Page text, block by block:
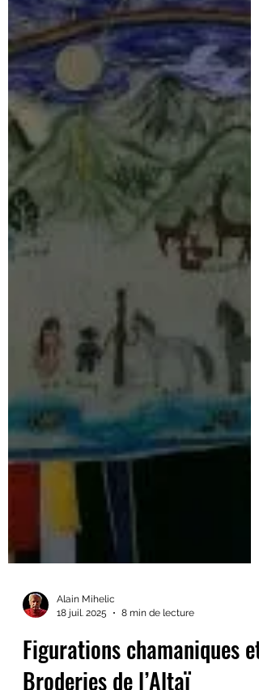
Alain Mihelic
18 juil. 2025
8 min de lecture